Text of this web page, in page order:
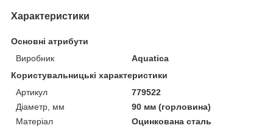
Характеристики
Основні атрибути
Виробник
Aquatica
Користувальницькі характеристики
Артикул
779522
Діаметр, мм
90 мм (горловина)
Матеріал
Оцинкована сталь